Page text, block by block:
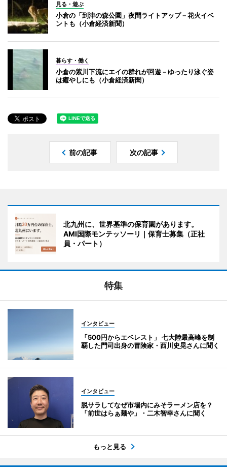
見る・遊ぶ
小倉の「到津の森公園」夜間ライトアップ－花火イベ
ントも（小倉経済新聞）
暮らす・働く
小倉の紫川下流にエイの群れが回遊－ゆったり泳ぐ姿
は癒やしにも（小倉経済新聞）
前の記事 次の記事
北九州に、世界基準の保育園があります。
AMI国際モンテッソーリ｜保育士募集（正社
員・パート）
特集
インタビュー
「500円からエベレスト」 七大陸最高峰を制
覇した門司出身の冒険家・西川史晃さんに聞く
インタビュー
脱サラしてなぜ市場内にみそラーメン店を？
「前世はらぁ麺や」・二木智幸さんに聞く
もっと見る